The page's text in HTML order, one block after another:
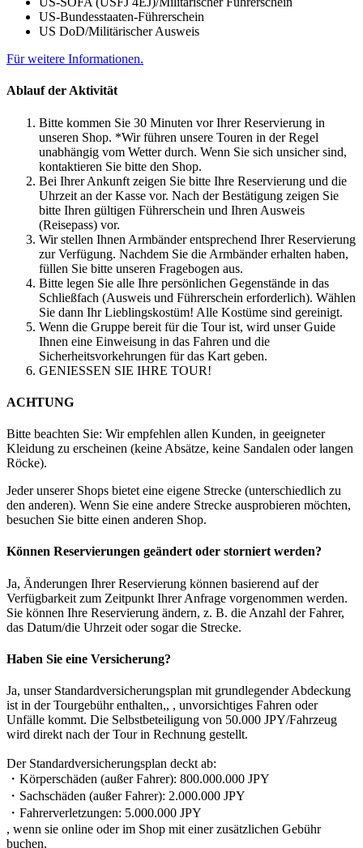
US-Bundesstaaten-Führerschein
US DoD/Militärischer Ausweis
Für weitere Informationen.
Ablauf der Aktivität
Bitte kommen Sie 30 Minuten vor Ihrer Reservierung in
unseren Shop. *Wir führen unsere Touren in der Regel
unabhängig vom Wetter durch. Wenn Sie sich unsicher sind,
kontaktieren Sie bitte den Shop.
Bei Ihrer Ankunft zeigen Sie bitte Ihre Reservierung und die
Uhrzeit an der Kasse vor. Nach der Bestätigung zeigen Sie
bitte Ihren gültigen Führerschein und Ihren Ausweis
(Reisepass) vor.
Wir stellen Ihnen Armbänder entsprechend Ihrer Reservierung
zur Verfügung. Nachdem Sie die Armbänder erhalten haben,
füllen Sie bitte unseren Fragebogen aus.
Bitte legen Sie alle Ihre persönlichen Gegenstände in das
Schließfach (Ausweis und Führerschein erforderlich). Wählen
Sie dann Ihr Lieblingskostüm! Alle Kostüme sind gereinigt.
Wenn die Gruppe bereit für die Tour ist, wird unser Guide
Ihnen eine Einweisung in das Fahren und die
Sicherheitsvorkehrungen für das Kart geben.
GENIESSEN SIE IHRE TOUR!
ACHTUNG
Bitte beachten Sie: Wir empfehlen allen Kunden, in geeigneter
Kleidung zu erscheinen (keine Absätze, keine Sandalen oder langen
Röcke).
Jeder unserer Shops bietet eine eigene Strecke (unterschiedlich zu
den anderen). Wenn Sie eine andere Strecke ausprobieren möchten,
besuchen Sie bitte einen anderen Shop.
Können Reservierungen geändert oder storniert werden?
Ja, Änderungen Ihrer Reservierung können basierend auf der
Verfügbarkeit zum Zeitpunkt Ihrer Anfrage vorgenommen werden.
Sie können Ihre Reservierung ändern, z. B. die Anzahl der Fahrer,
das Datum/die Uhrzeit oder sogar die Strecke.
Haben Sie eine Versicherung?
Ja, unser Standardversicherungsplan mit grundlegender Abdeckung
ist in der Tourgebühr enthalten,, , unvorsichtiges Fahren oder
Unfälle kommt. Die Selbstbeteiligung von 50.000 JPY/Fahrzeug
wird direkt nach der Tour in Rechnung gestellt.
Der Standardversicherungsplan deckt ab:
・Körperschäden (außer Fahrer): 800.000.000 JPY
・Sachschäden (außer Fahrer): 2.000.000 JPY
・Fahrerverletzungen: 5.000.000 JPY
, wenn sie online oder im Shop mit einer zusätzlichen Gebühr
buchen.